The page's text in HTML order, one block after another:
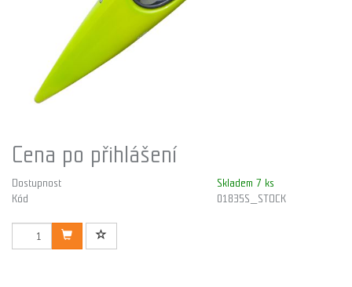
Cena po přihlášení
Dostupnost
Skladem 7 ks
Kód
01835S_STOCK